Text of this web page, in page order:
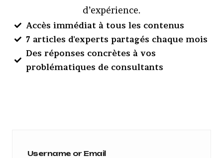
d’expérience.
Accès immédiat à tous les contenus
7 articles d'experts partagés chaque mois
Des réponses concrètes à vos
problématiques de consultants
Username or Email